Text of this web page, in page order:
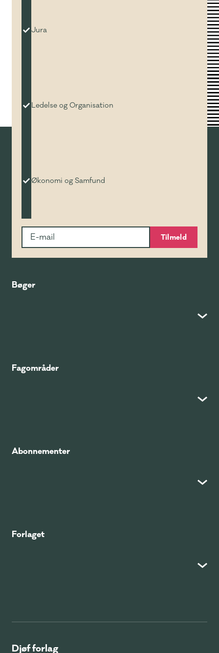
Jura
Ledelse og Organisation
Økonomi og Samfund
Tilmeld
Bøger
Fagområder
Abonnementer
Forlaget
Djøf forlag